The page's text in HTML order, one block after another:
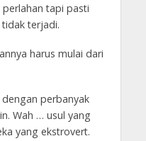
tapi pasti
terjadi.
harus mulai dari
perbanyak
Wah … usul yang
yang ekstrovert.